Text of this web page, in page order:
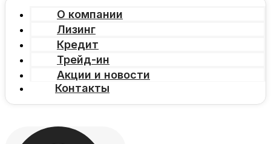
О компании
Лизинг
Кредит
Трейд-ин
Акции и новости
Контакты